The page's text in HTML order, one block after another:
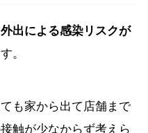
外出による感染リスクが
。
も家から出て店舗まで
触が少なからず考えら